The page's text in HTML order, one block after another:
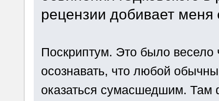
рецензии добивает
Поскриптум. Это было весело
осознавать, что любой
оказаться сумасшедшим. Там